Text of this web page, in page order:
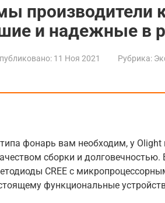
производители
и надежные в
11 Ноя 2021 Рубрика:
фонарь вам необходим, у Olight
сборки и долговечностью.
CREE с
функциональные